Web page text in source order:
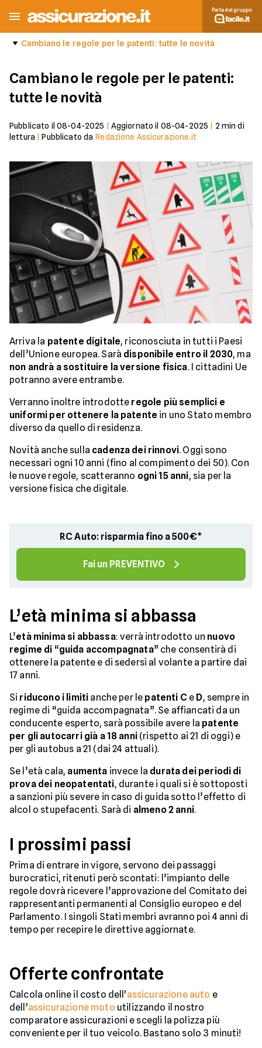
Parte del gruppo:
Cambiano le regole per le patenti: tutte le novità
Cambiano le regole per le patenti:
tutte le novità
Pubblicato il 08-04-2025 Aggiornato il 08-04-2025 2 min di
lettura |Pubblicato da Redazione Assicurazione.it
Arriva la patente digitale, riconosciuta in tutti i Paesi
dell’Unione europea. Sarà disponibile entro il 2030, ma
non andrà a sostituire la versione fisica. I cittadini Ue
potranno avere entrambe.
Verranno inoltre introdotte regole più semplici e
uniformi per ottenere la patente in uno Stato membro
diverso da quello di residenza.
Novità anche sulla cadenza dei rinnovi. Oggi sono
necessari ogni 10 anni (fino al compimento dei 50). Con
le nuove regole, scatteranno ogni 15 anni, sia per la
versione fisica che digitale.
RC Auto: risparmia fino a 500€*
Fai un PREVENTIVO
L’età minima si abbassa
L’età minima si abbassa: verrà introdotto un nuovo
regime di “guida accompagnata” che consentirà di
ottenere la patente e di sedersi al volante a partire dai
17 anni.
Si riducono i limiti anche per le patenti C e D, sempre in
regime di “guida accompagnata”. Se affiancati da un
conducente esperto, sarà possibile avere la patente
per gli autocarri già a 18 anni(rispetto ai 21 di oggi) e
per gli autobus a 21 (dai 24 attuali).
Se l’età cala, aumenta invece la durata dei periodi di
prova dei neopatentati, durante i quali si è sottoposti
a sanzioni più severe in caso di guida sotto l’effetto di
alcol o stupefacenti. Sarà di almeno 2 anni.
I prossimi passi
Prima di entrare in vigore, servono dei passaggi
burocratici, ritenuti però scontati: l’impianto delle
regole dovrà ricevere l’approvazione del Comitato dei
rappresentanti permanenti al Consiglio europeo e del
Parlamento. I singoli Stati membri avranno poi 4 anni di
tempo per recepire le direttive aggiornate.
Offerte confrontate
Calcola online il costo dell'assicurazione auto e
dell'assicurazione moto utilizzando il nostro
comparatore assicurazioni e scegli la polizza più
conveniente per il tuo veicolo. Bastano solo 3 minuti!